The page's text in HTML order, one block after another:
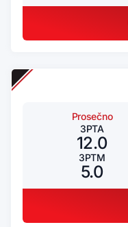
Prosečno
3PTA
12.0
3PTM
5.0